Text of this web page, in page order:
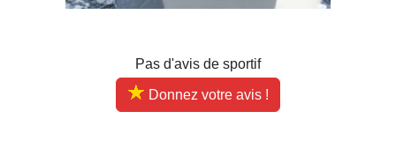
Pas d'avis de sportif
Donnez votre avis !